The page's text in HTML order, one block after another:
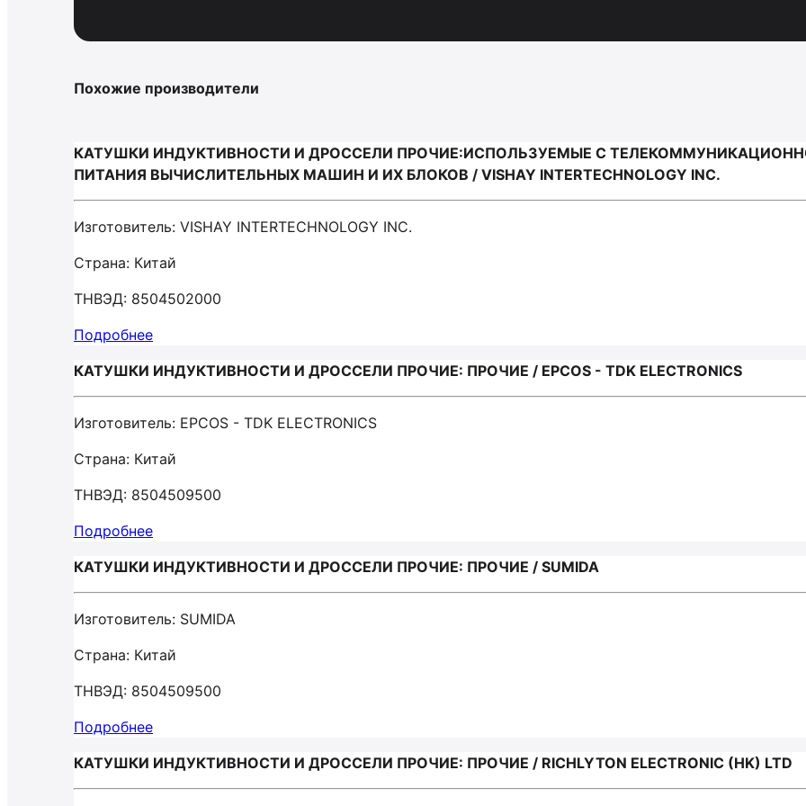
Похожие производители
КАТУШКИ ИНДУКТИВНОСТИ И ДРОССЕЛИ ПРОЧИЕ:ИСПОЛЬЗУЕМЫЕ С
ПИТАНИЯ ВЫЧИСЛИТЕЛЬНЫХ МАШИН И ИХ БЛОКОВ / VISHAY INTERTECHNOLOGY INC.
Изготовитель: VISHAY INTERTECHNOLOGY INC.
Страна: Китай
ТНВЭД: 8504502000
Подробнее
КАТУШКИ ИНДУКТИВНОСТИ И ДРОССЕЛИ ПРОЧИЕ: ПРОЧИЕ / EPCOS - TDK ELECTRONICS
Изготовитель: EPCOS - TDK ELECTRONICS
Страна: Китай
ТНВЭД: 8504509500
Подробнее
КАТУШКИ ИНДУКТИВНОСТИ И ДРОССЕЛИ ПРОЧИЕ: ПРОЧИЕ / SUMIDA
Изготовитель: SUMIDA
Страна: Китай
ТНВЭД: 8504509500
Подробнее
КАТУШКИ ИНДУКТИВНОСТИ И ДРОССЕЛИ ПРОЧИЕ: ПРОЧИЕ / RICHLYTON ELECTRONIC (HK) LTD